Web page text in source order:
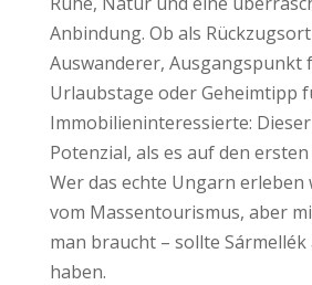
Anbindung. Ob als
Auswanderer, Ausgangspunkt
Urlaubstage oder Geheimtipp
Immobilieninteressierte:
Potenzial, als es auf den
Wer das echte Ungarn erleben
vom Massentourismus, aber
man braucht – sollte Sármellék
haben.